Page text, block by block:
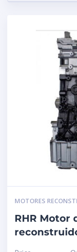
MOTORES
RHR Motor